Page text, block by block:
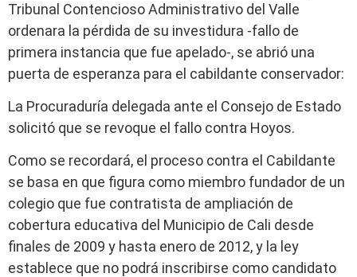
Tribunal Contencioso Administrativo del Valle
ordenara la pérdida de su investidura -fallo de
primera instancia que fue apelado-, se abrió una
puerta de esperanza para el cabildante conservador:
La Procuraduría delegada ante el Consejo de Estado
solicitó que se revoque el fallo contra Hoyos.
Como se recordará, el proceso contra el Cabildante
se basa en que figura como miembro fundador de un
colegio que fue contratista de ampliación de
cobertura educativa del Municipio de Cali desde
finales de 2009 y hasta enero de 2012, y la ley
establece que no podrá inscribirse como candidato